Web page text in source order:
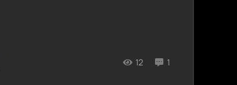
12 1